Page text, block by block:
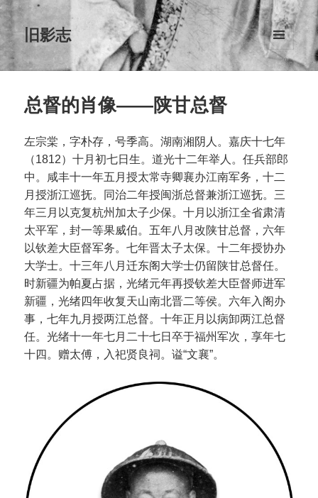
旧影志
菜单和
挂件
总督的肖像——陕甘总督
左宗棠，字朴存，号季高。湖南湘阴人。嘉庆十七年
（1812）十月初七日生。道光十二年举人。任兵部郎
中。咸丰十一年五月授太常寺卿襄办江南军务，十二
月授浙江巡抚。同治二年授闽浙总督兼浙江巡抚。三
年三月以克复杭州加太子少保。十月以浙江全省肃清
太平军，封一等果威伯。五年八月改陕甘总督，六年
以钦差大臣督军务。七年晋太子太保。十二年授协办
大学士。十三年八月迁东阁大学士仍留陕甘总督任。
时新疆为帕夏占据，光绪元年再授钦差大臣督师进军
新疆，光绪四年收复天山南北晋二等侯。六年入阁办
事，七年九月授两江总督。十年正月以病卸两江总督
任。光绪十一年七月二十七日卒于福州军次，享年七
十四。赠太傅，入祀贤良祠。谥“文襄”。